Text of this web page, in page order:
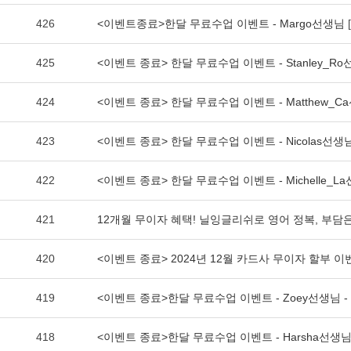
426 <이벤트종료>한달 무료수업 이벤트 - Margo선생님
425 <이벤트 종료> 한달 무료수업 이벤트 - Stanley_Ro
424 <이벤트 종료> 한달 무료수업 이벤트 -
423 <이벤트 종료> 한달 무료수업 이벤트 - Nicolas선생
422 <이벤트 종료> 한달 무료수업 이벤트 -
421 12개월 무이자 혜택! 닐잉글리쉬로 영어 정복, 부담
420 <이벤트 종료> 2024년 12월 카드사 무이자 할부 이
419 <이벤트 종료>한달 무료수업 이벤트 - Zoey선생님
418 <이벤트 종료>한달 무료수업 이벤트 - Harsha선생